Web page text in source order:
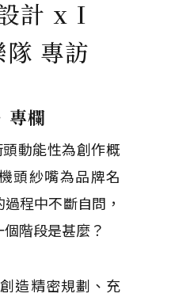
計 x I
專訪
專欄
動能性為創作概
頭紗嘴為品牌名
程中不斷自問，
階段是甚麼？
造精密規劃、充